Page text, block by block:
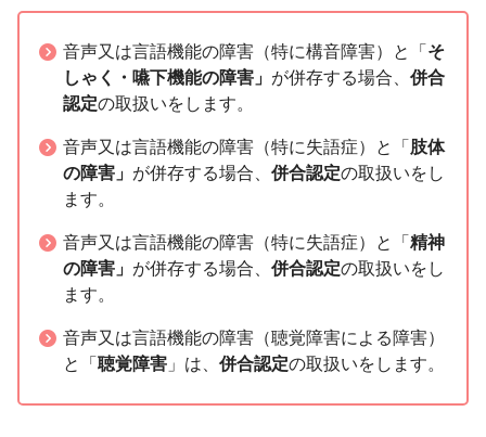
音声又は言語機能の障害（特に構音障害）と「 そ
しゃく・嚥下機能の障害」 が併存する場合、 併合
認定の取扱いをします。
音声又は言語機能の障害（特に失語症）と「 肢体
の障害」 が併存する場合、 併合認定の取扱いをし
ます。
音声又は言語機能の障害（特に失語症）と「 精神
の障害」 が併存する場合、 併合認定の取扱いをし
ます。
音声又は言語機能の障害（聴覚障害による障害）
と「 聴覚障害 」は、 併合認定の取扱いをします。